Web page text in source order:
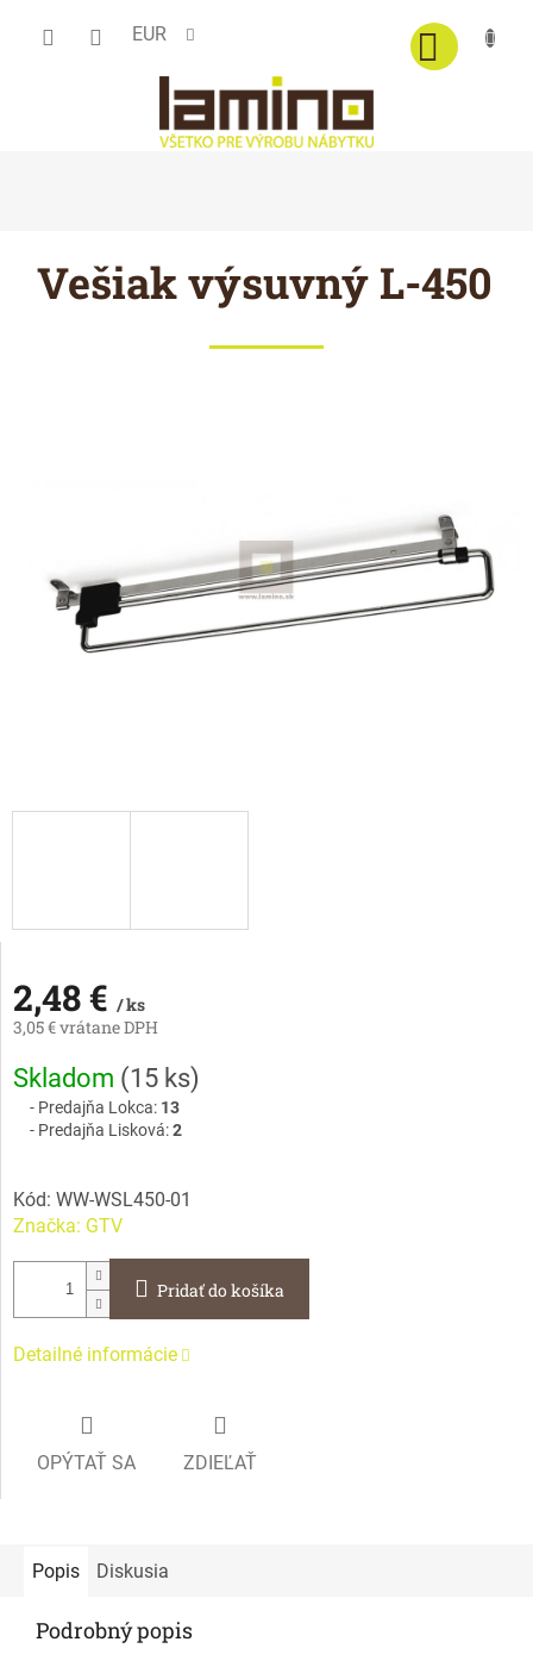
EUR
Vešiak výsuvný L-450
2,48 € / ks
3,05 € vrátane DPH
Jednotková
cena:
Skladom (15 ks)
Predajňa Lokca: 13
Predajňa Lisková:2
Kód: WW-WSL450-01
Značka: GTV
Pridať do košíka
Detailné informácie
OPÝTAŤ SA ZDIEĽAŤ
Popis Diskusia
Podrobný popis